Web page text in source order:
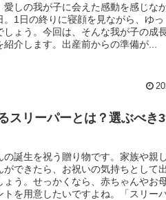
愛しの我が子に会えた感動を感じな
。1日の終りに寝顔を見ながら、ゆ
ょう。今回は、そんな我が子の成
介します。出産前からの準備が...
スリーパーとは？選ぶべき
の誕生を祝う贈り物です。家族や親
ができたら、お祝いの気持ちとして
う。せっかくなら、赤ちゃんやお
を用意したいですよね。「スリーパ